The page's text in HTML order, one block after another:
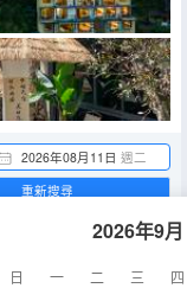
2026年08月11日 週二
2026年9月
日 一 二 三
四
重新搜尋